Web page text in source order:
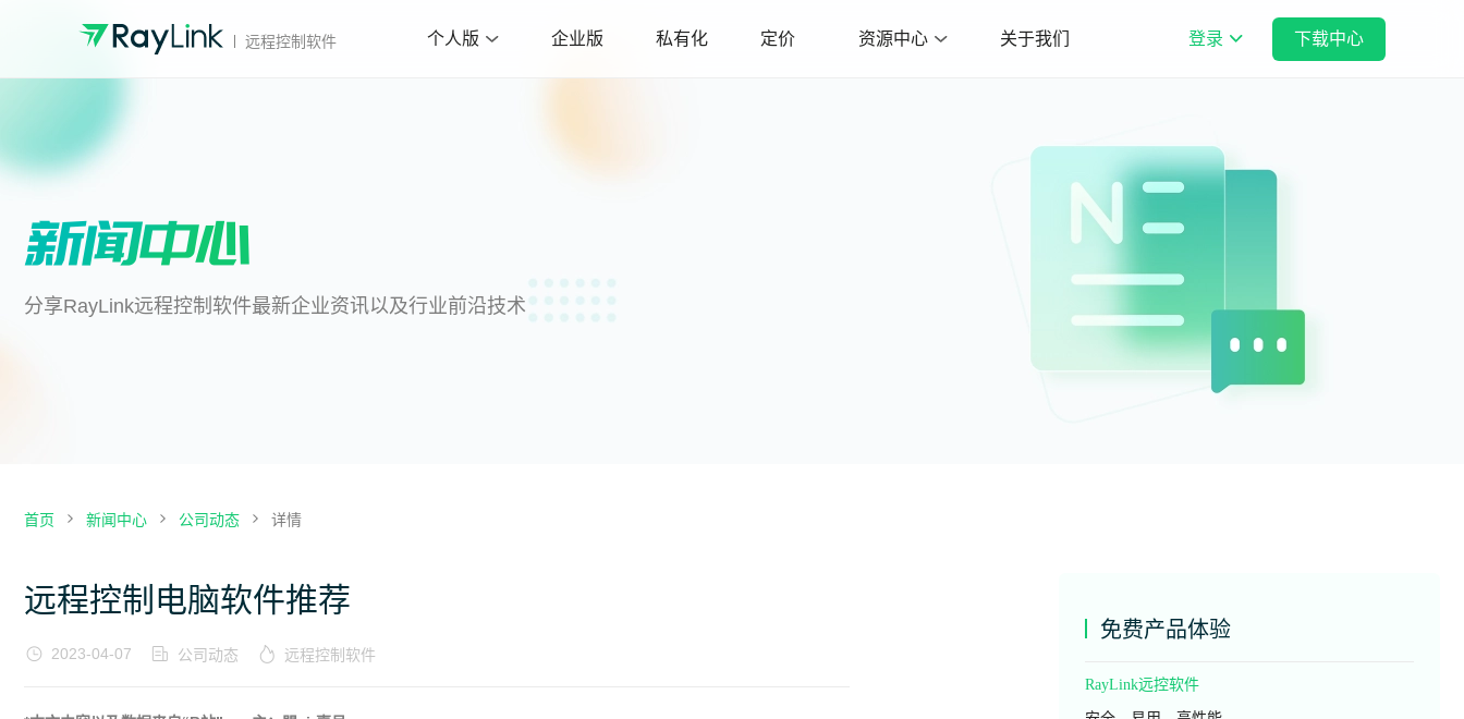
远程控制软件 个人版 企业版 私有化 定价 资源中心 关于我们 登录 下载中心
分享RayLink远程控制软件最新企业资讯以及行业前沿技术
首页 新闻中心 公司动态 详情
远程控制电脑软件推荐
2023-04-07 公司动态 远程控制软件
免费产品体验
RayLink远控软件